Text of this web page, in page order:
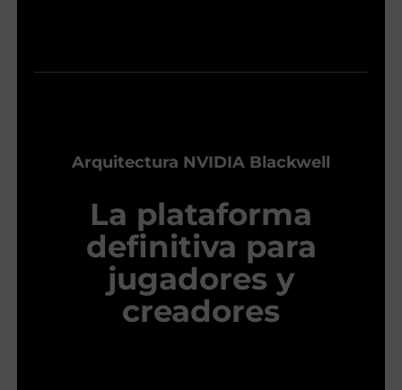
Arquitectura NVIDIA Blackwell
La plataforma
definitiva para
jugadores y
creadores